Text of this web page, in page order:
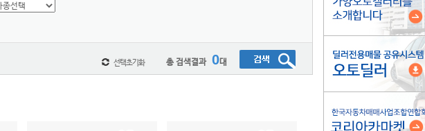
총 검색결과 0대